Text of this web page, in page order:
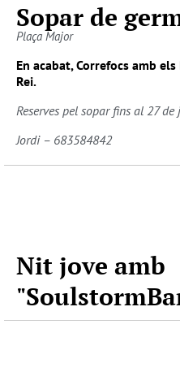
Sopar de
Plaça Major
En acabat, Correfocs amb
Rei.
Reserves pel sopar fins al 27 de
Jordi – 683584842
Nit jove amb